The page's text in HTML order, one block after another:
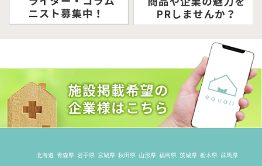
北海道 青森県 岩手県 宮城県 秋田県 山形県 福島県 茨城県 栃木県 群馬県